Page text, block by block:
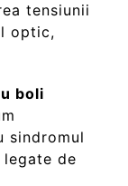
tensiunii
optic,
boli
sindromul
legate de